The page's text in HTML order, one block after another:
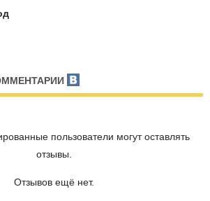
пользователи могут оставлять
отзывы.
Отзывов ещё нет.